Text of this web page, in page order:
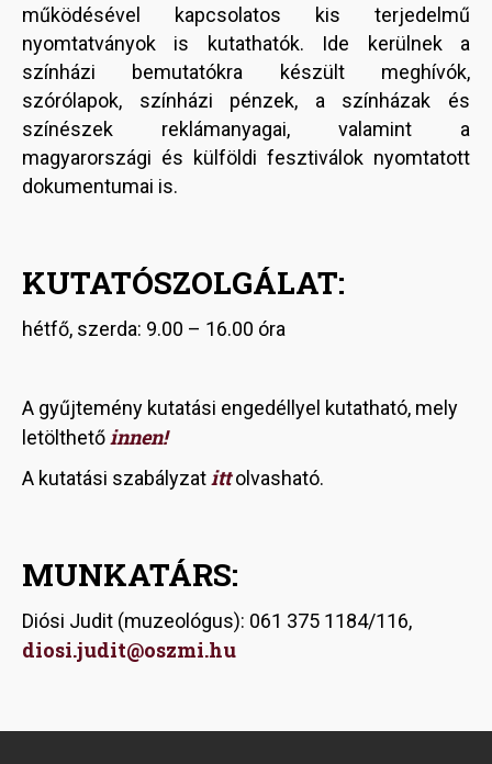
működésével kapcsolatos kis terjedelmű
nyomtatványok is kutathatók. Ide kerülnek a
színházi bemutatókra készült meghívók,
szórólapok, színházi pénzek, a színházak és
színészek reklámanyagai, valamint a
magyarországi és külföldi fesztiválok nyomtatott
dokumentumai is.
KUTATÓSZOLGÁLAT:
hétfő, szerda: 9.00 – 16.00 óra
A gyűjtemény kutatási engedéllyel kutatható, mely
letölthetőinnen!
A kutatási szabályzatitt olvasható.
MUNKATÁRS:
Diósi Judit (muzeológus): 061 375 1184/116,
diosi.judit@oszmi.hu